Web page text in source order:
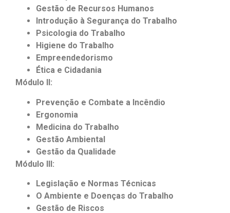
Gestão de Recursos Humanos
Introdução à Segurança do Trabalho
Psicologia do Trabalho
Higiene do Trabalho
Empreendedorismo
Ética e Cidadania
Módulo II:
Prevenção e Combate a Incêndio
Ergonomia
Medicina do Trabalho
Gestão Ambiental
Gestão da Qualidade
Módulo III:
Legislação e Normas Técnicas
O Ambiente e Doenças do Trabalho
Gestão de Riscos